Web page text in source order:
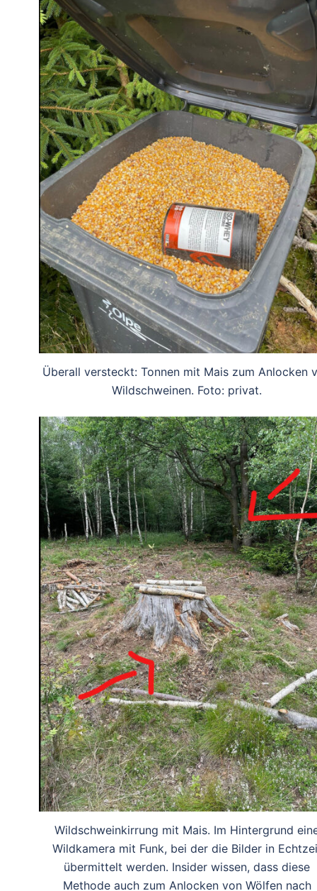
Überall versteckt: Tonnen mit Mais zum Anlocken
Wildschweinen. Foto: privat.
Wildschweinkirrung mit Mais. Im Hintergrund
Wildkamera mit Funk, bei der die Bilder in
übermittelt werden. Insider wissen, dass diese
Methode auch zum Anlocken von Wölfen nach